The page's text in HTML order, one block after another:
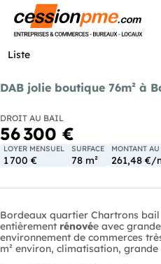
Liste
DAB jolie boutique 76m² à
DROIT AU BAIL
56 300 €
LOYER MENSUEL
1 700 €
SURFACE
78 m²
MONTANT AU
261,48 €/
Bordeaux quartier Chartrons
entièrement rénovée avec
environnement de commerces
m² environ, climatisation,